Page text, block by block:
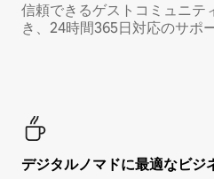
信頼できるゲストコミュニテ
き、24時間365日対応のサポ
デジタルノマド⁠に最⁠適⁠なビ⁠ジ⁠